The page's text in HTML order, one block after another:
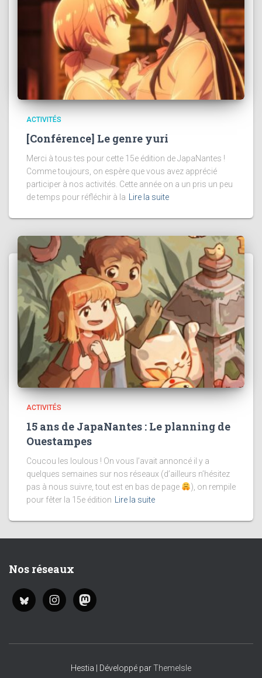
ACTIVITÉS
[Conférence] Le genre yuri
Merci à tous·tes pour cette 15e édition de JapaNantes !
Comme toujours, on espère que vous avez apprécié
participer à nos activités. Cette année on a un pris un peu
de temps pour réfléchir à la Lire la suite
ACTIVITÉS
15 ans de JapaNantes : Le planning de
Ouestampes
Coucou les loulous ! On vous l’avait annoncé il y a
quelques semaines sur nos réseaux (d’ailleurs n’hésitez
pas à nous suivre, tout est en bas de page
), on rempile
pour fêter la 15e édition
Lire la suite
Nos réseaux
Hestia | Développé parThemeIsle